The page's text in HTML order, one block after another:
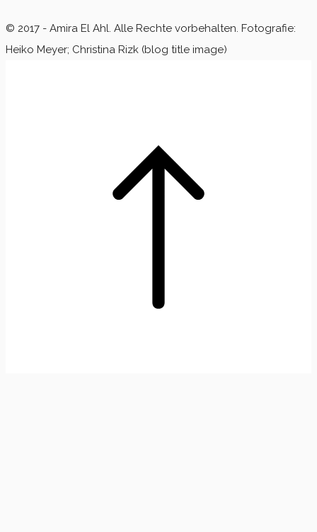
© 2017 - Amira El Ahl. Alle Rechte vorbehalten. Fotografie:
Heiko Meyer; Christina Rizk (blog title image)